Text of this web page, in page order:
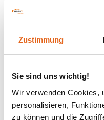
Zustimmung
Sie sind uns wichtig!
Wir verwenden Cookies,
personalisieren,
zu können und die
Kunden die
Wolfgang Tuffner.
daher unerlässlich. So
und ihnen bei der
fügte er hinzu.
Auch dieses Mal war
Bauherren groß. Als